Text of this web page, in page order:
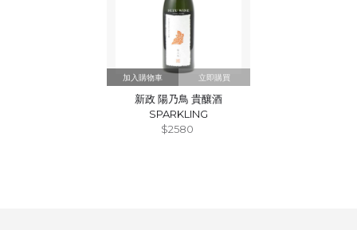
立即購買
新政 陽乃鳥 貴釀酒
SPARKLING
$2580